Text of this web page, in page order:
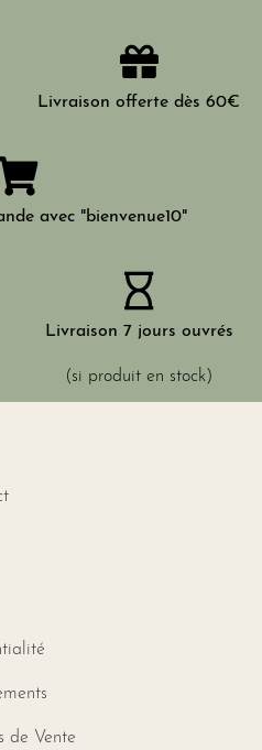
Livraison offerte dès 60€
avec "bienvenue10"
Livraison 7 jours ouvrés
(si produit en stock)
de Vente